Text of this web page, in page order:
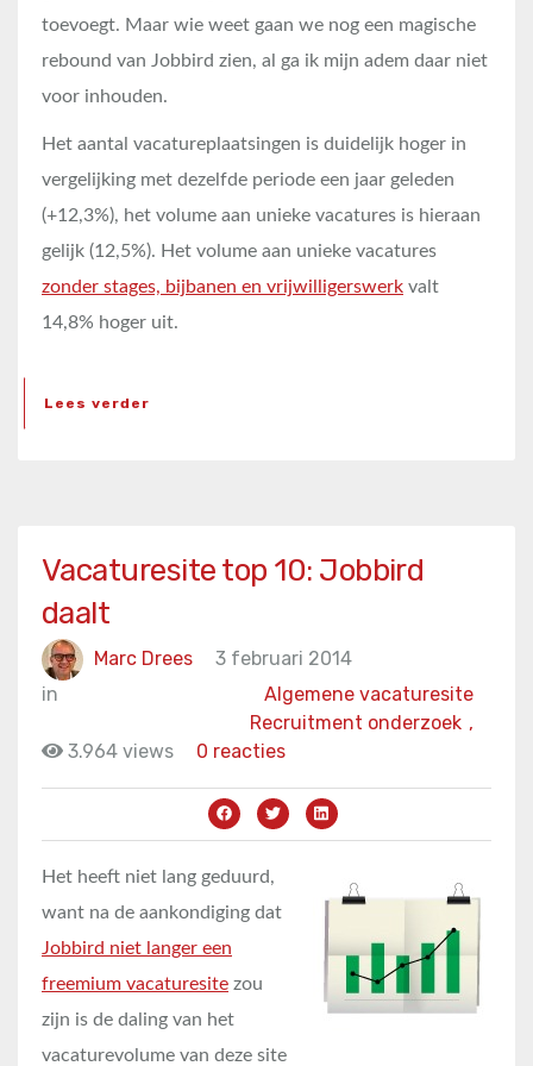
toevoegt. Maar wie weet gaan we nog een magische
rebound van Jobbird zien, al ga ik mijn adem daar niet
voor inhouden.
Het aantal vacatureplaatsingen is duidelijk hoger in
vergelijking met dezelfde periode een jaar geleden
(+12,3%), het volume aan unieke vacatures is hieraan
gelijk (12,5%). Het volume aan unieke vacatures
zonder stages, bijbanen en vrijwilligerswerk valt
14,8% hoger uit.
Lees verder
Vacaturesite top 10: Jobbird
daalt
Marc Drees
3 februari 2014
in
Algemene vacaturesite
Recruitment onderzoek ,
3.964 views
0 reacties
Het heeft niet lang geduurd,
want na de aankondiging dat
Jobbird niet langer een
freemium vacaturesite zou
zijn is de daling van het
vacaturevolume van deze site